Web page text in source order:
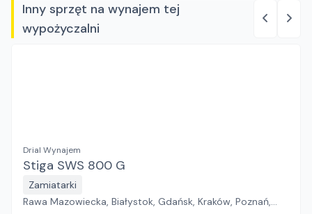
Inny sprzęt na wynajem tej
wypożyczalni
Drial Wynajem
Stiga SWS 800 G
Zamiatarki
Rawa Mazowiecka, Białystok, Gdańsk, Kraków, Poznań,